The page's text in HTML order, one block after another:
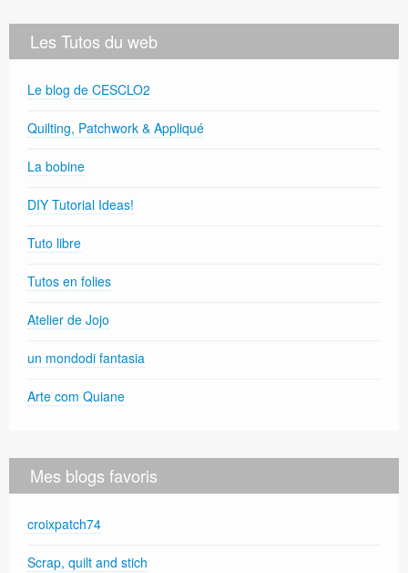
Les Tutos du web
Le blog de CESCLO2
Quilting, Patchwork & Appliqué
La bobine
DIY Tutorial Ideas!
Tuto libre
Tutos en folies
Atelier de Jojo
un mondodi fantasia
Arte com Quiane
Mes blogs favoris
croixpatch74
Scrap, quilt and stich